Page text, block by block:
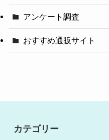
アンケート調査
おすすめ通販サイト
カテゴリー